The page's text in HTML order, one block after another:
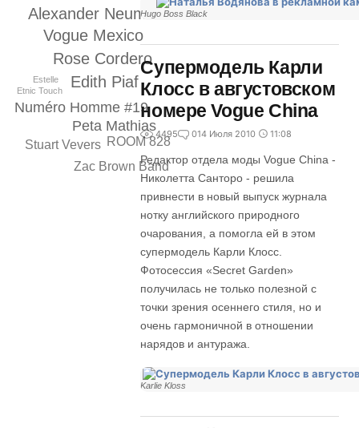
Alexander Neumann
Vogue Mexico
Rose Cordero
Edith Piaf
Numéro Homme #19
Peta Mathias
Stuart Vevers
Zac Brown Band
ROOM 828
Estelle
Etnic Touch
Hugo Boss Black
Супермодель Карли
Клосс в августовском
номере Vogue China
4495 014 Июля 2010 11:08
Редактор отдела моды Vogue China -
Николетта Санторо - решила
привнести в новый выпуск журнала
нотку английского природного
очарования, а помогла ей в этом
супермодель Карли Клосс.
Фотосессия «Secret Garden»
получилась не только полезной с
точки зрения осеннего стиля, но и
очень гармоничной в отношении
нарядов и антуража.
Karlie Kloss